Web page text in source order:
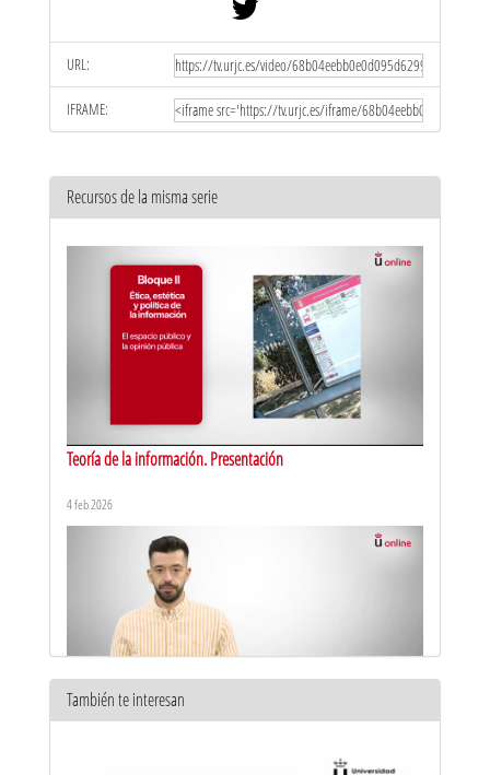
URL:
IFRAME:
Recursos de la misma serie
Teoría de la información. Presentación
4 feb 2026
También te interesan